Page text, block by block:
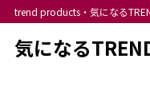
trend products・気になる
気になる